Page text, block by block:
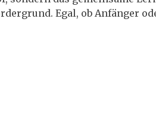
Egal, ob Anfänger